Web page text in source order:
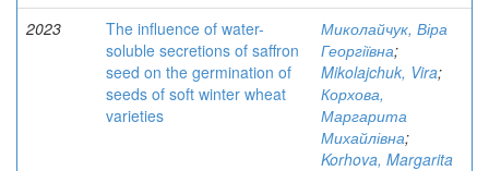
2023
The influence of water-
soluble secretions of saffron
seed on the germination of
seeds of soft winter wheat
varieties
Миколайчук, Віра
Георгіївна;
Mikolajchuk, Vira;
Корхова,
Маргарита
Михайлівна;
Korhova, Margarita